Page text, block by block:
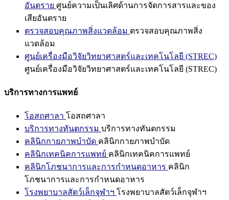
อันตราย ศูนย์ความเป็นเลิศด้านการจัดการสารและของ
เสียอันตราย
ตรวจสอบคุณภาพสิ่งแวดล้อม ตรวจสอบคุณภาพสิ่ง
แวดล้อม
ศูนย์เครื่องมือวิจัยวิทยาศาสตร์และเทคโนโลยี (STREC)
ศูนย์เครื่องมือวิจัยวิทยาศาสตร์และเทคโนโลยี (STREC)
บริการทางการแพทย์
โอสถศาลา โอสถศาลา
บริการทางทันตกรรม บริการทางทันตกรรม
คลินิกกายภาพบำบัด คลินิกกายภาพบำบัด
คลินิกเทคนิคการแพทย์ คลินิกเทคนิคการแพทย์
คลินิกโภชนาการและการกำหนดอาหาร คลินิก
โภชนาการและการกำหนดอาหาร
โรงพยาบาลสัตว์เล็กจุฬาฯ โรงพยาบาลสัตว์เล็กจุฬาฯ